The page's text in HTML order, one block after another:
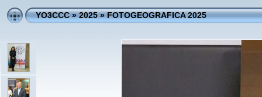
YO3CCC»2025»FOTOGEOGRAFICA 2025